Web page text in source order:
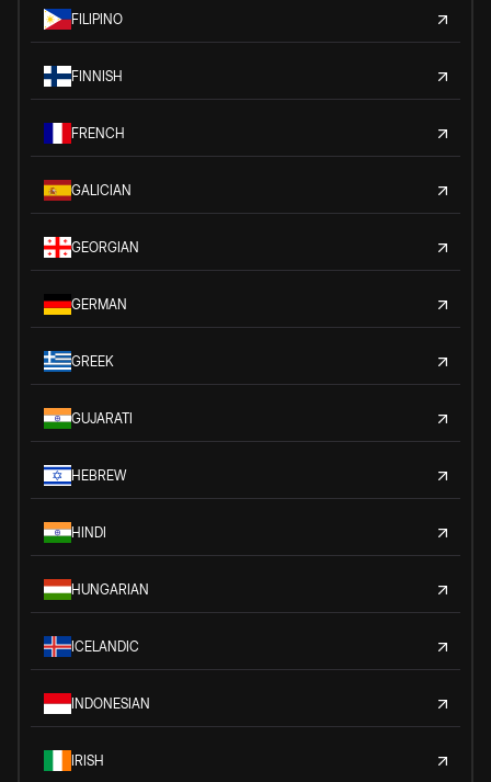
FILIPINO
FINNISH
FRENCH
GALICIAN
GEORGIAN
GERMAN
GREEK
GUJARATI
HEBREW
HINDI
HUNGARIAN
ICELANDIC
INDONESIAN
IRISH